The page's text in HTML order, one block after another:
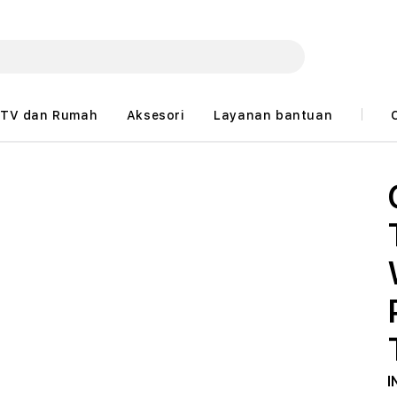
TV dan Rumah Aksesori Layanan bantuan